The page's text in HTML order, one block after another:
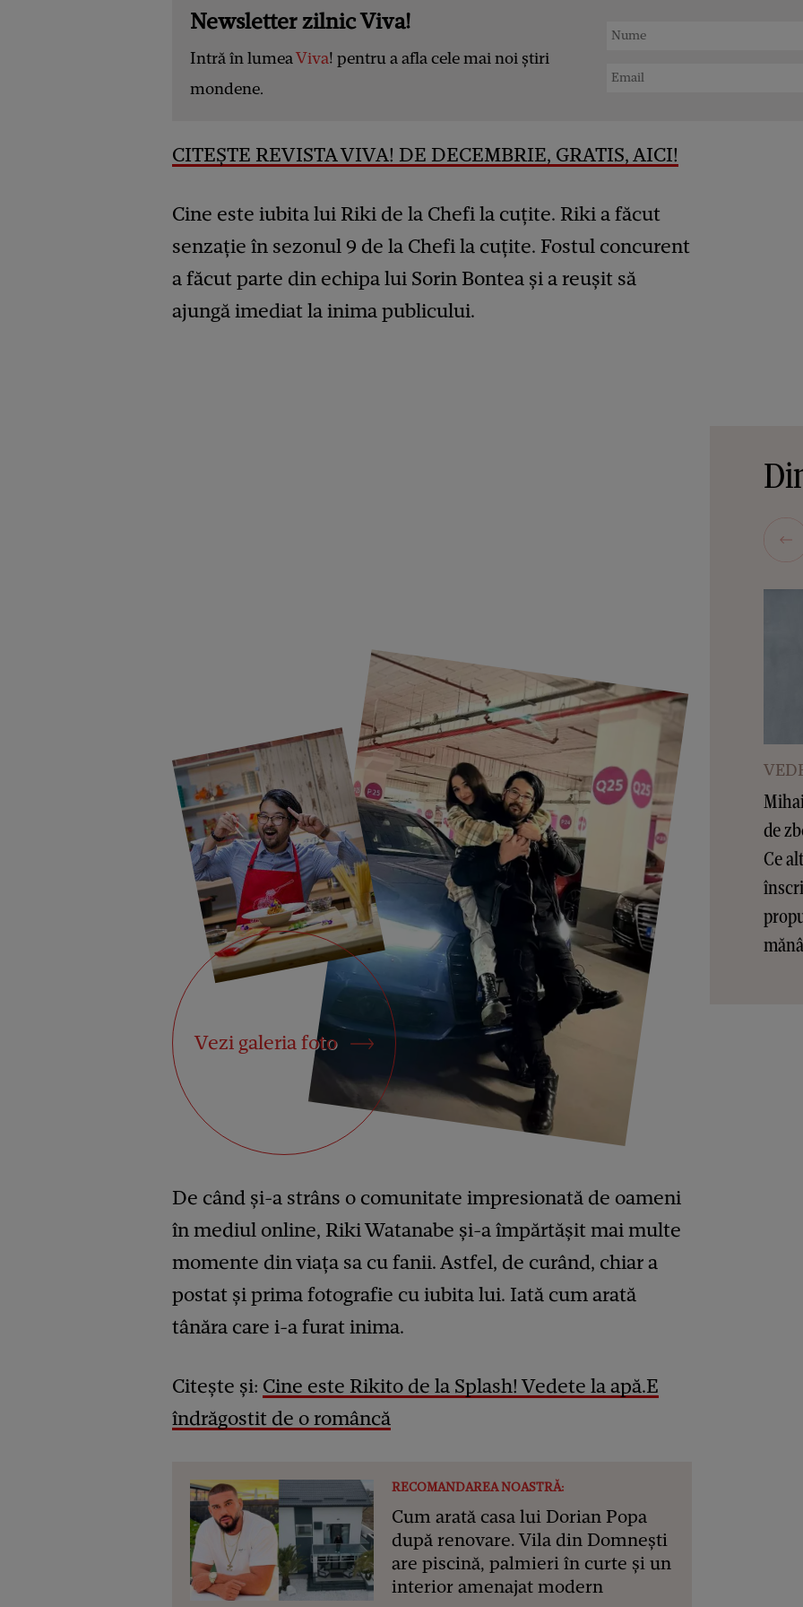
Newsletter zilnic Viva!
Intră în lumeaViva! pentru a afla cele mai noi știri
mondene.
CITEȘTE REVISTA VIVA! DE DECEMBRIE, GRATIS, AICI!
Cine este iubita lui Riki de la Chefi la cuțite. Riki a făcut
senzație în sezonul 9 de la Chefi la cuțite. Fostul concurent
a făcut parte din echipa lui Sorin Bontea și a reușit să
ajungă imediat la inima publicului.
Vezi galeria foto
De când și-a strâns o comunitate impresionată de oameni
în mediul online, Riki Watanabe și-a împărtășit mai multe
momente din viața sa cu fanii. Astfel, de curând, chiar a
postat și prima fotografie cu iubita lui. Iată cum arată
tânăra care i-a furat inima.
Citește și: Cine este Rikito de la Splash! Vedete la apă.E
îndrăgostit de o româncă
RECOMANDAREA NOASTRĂ:
Cum arată casa lui Dorian Popa
după renovare. Vila din Domnești
are piscină, palmieri în curte și un
interior amenajat modern
de
Ce